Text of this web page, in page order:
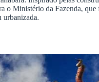
o Ministério da Fazenda,
urbanizada.